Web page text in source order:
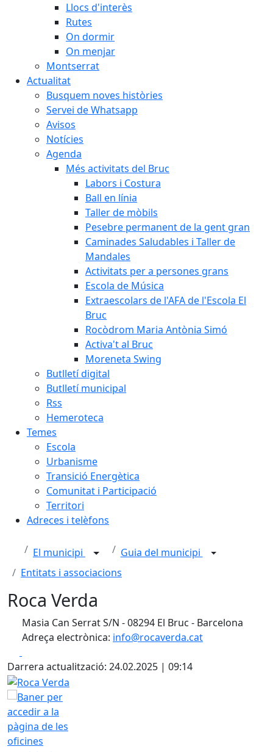
Llocs d'interès
Rutes
On dormir
On menjar
Montserrat
Actualitat
Busquem noves històries
Servei de Whatsapp
Avisos
Notícies
Agenda
Més activitats del Bruc
Labors i Costura
Ball en línia
Taller de mòbils
Pesebre permanent de la gent gran
Caminades Saludables i Taller de
Mandales
Activitats per a persones grans
Escola de Música
Extraescolars de l'AFA de l'Escola El
Bruc
Rocòdrom Maria Antònia Simó
Activa't al Bruc
Moreneta Swing
Butlletí digital
Butlletí municipal
Rss
Hemeroteca
Temes
Escola
Urbanisme
Transició Energètica
Comunitat i Participació
Territori
Adreces i telèfons
El municipi
Guia del municipi
Entitats i associacions
Roca Verda
Masia Can Serrat S/N - 08294 El Bruc - Barcelona
Adreça electrònica: info@rocaverda.cat
Darrera actualització: 24.02.2025 | 09:14
Roca Verda